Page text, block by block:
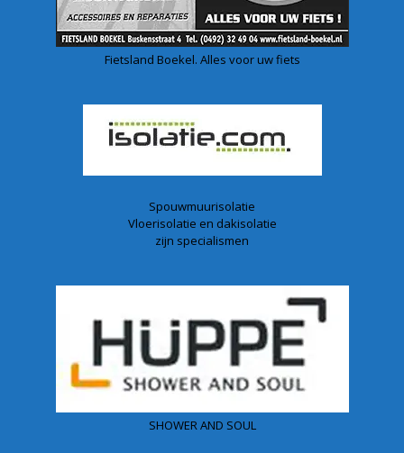
Fietsland Boekel. Alles voor uw fiets
Spouwmuurisolatie
Vloerisolatie en dakisolatie
zijn specialismen
SHOWER AND SOUL